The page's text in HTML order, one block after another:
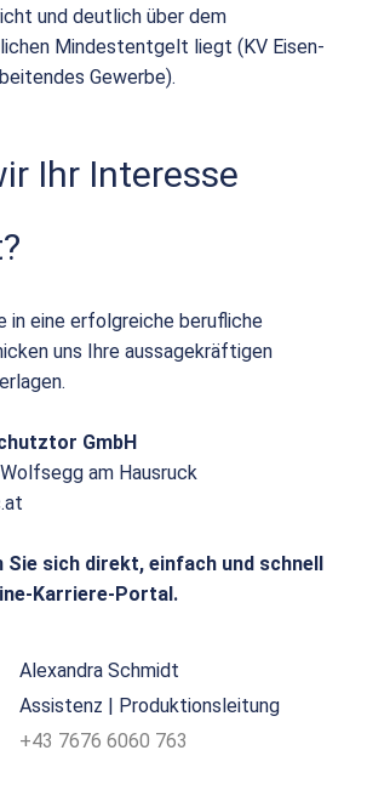
und deutlich über dem
Mindestentgelt liegt (KV Eisen-
Gewerbe).
Ihr Interesse
in eine erfolgreiche berufliche
uns Ihre aussagekräftigen
GmbH
am Hausruck
Sie sich direkt, einfach und schnell
Karriere-Portal.
Alexandra Schmidt
Assistenz | Produktionsleitung
+43 7676 6060 763